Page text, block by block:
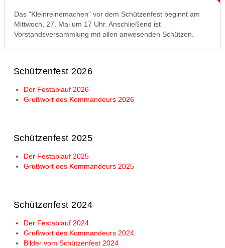
Das "Kleinreinemachen" vor dem Schützenfest beginnt am
Mittwoch, 27. Mai um 17 Uhr. Anschließend ist
Vorstandsversammlung mit allen anwesenden Schützen.
Schützenfest 2026
Der Festablauf 2026
Grußwort des Kommandeurs 2026
Schützenfest 2025
Der Festablauf 2025
Grußwort des Kommandeurs 2025
Schützenfest 2024
Der Festablauf 2024
Grußwort des Kommandeurs 2024
Bilder vom Schützenfest 2024